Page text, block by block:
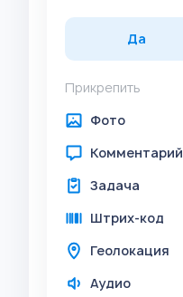
Да
Прикрепить
Фото
Комментарий
Задача
Штрих-код
Геолокация
Аудио